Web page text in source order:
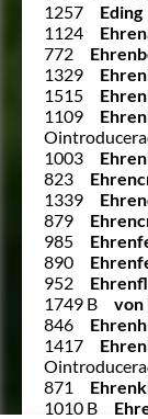
1257
Eding
1124
772
1329
1515
1109
1003
823
1339
879
985
890
952
1749 B
von
846
1417
871
1010 B